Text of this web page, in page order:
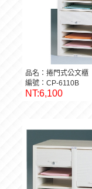
品名：捲門式公文櫃
編號：CP-6110B
NT:6,100